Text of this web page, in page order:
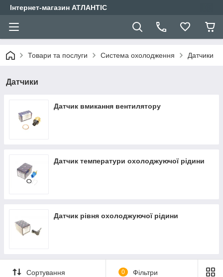
Інтернет-магазин АТЛАНТІС
Товари та послуги Система охолодження Датчики
Датчики
Датчик вмикання вентилятору
Датчик температури охолоджуючої рідини
Датчик рівня охолоджуючої рідини
Сортування 0 Фільтри